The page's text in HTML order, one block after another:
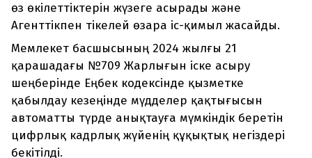
өз өкілеттіктерін жүзеге асырады және
Агенттікпен тікелей өзара іс-қимыл жасайды.
Мемлекет басшысының 2024 жылғы 21
қарашадағы №709 Жарлығын іске асыру
шеңберінде Еңбек кодексінде қызметке
қабылдау кезеңінде мүдделер қақтығысын
автоматты түрде анықтауға мүмкіндік беретін
цифрлық кадрлық жүйенің құқықтық негіздері
бекітілді.